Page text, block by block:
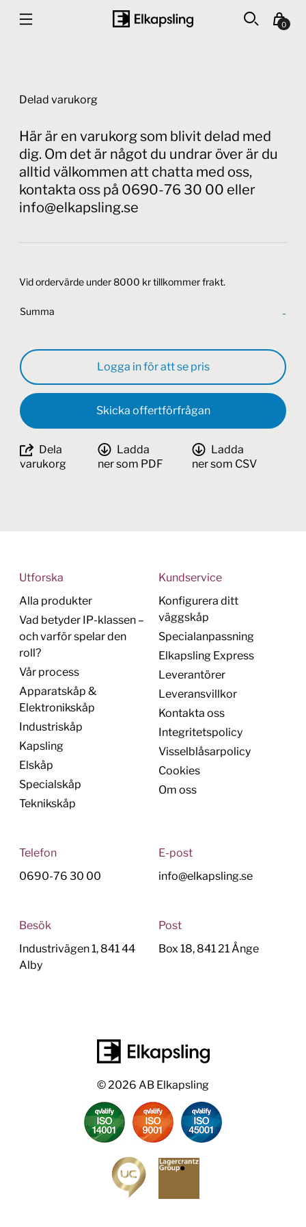
0
Delad varukorg
Här är en varukorg som blivit delad med
dig. Om det är något du undrar över är du
alltid välkommen att chatta med oss,
kontakta oss på 0690-76 30 00 eller
info@elkapsling.se
Vid ordervärde under 8000 kr tillkommer frakt.
Summa -
Logga in för att se pris
Skicka offertförfrågan
Dela
varukorg
Ladda
ner som PDF
Ladda
ner som CSV
Utforska
Alla produkter
Vad betyder IP-klassen –
och varför spelar den
roll?
Vår process
Apparatskåp &
Elektronikskåp
Industriskåp
Kapsling
Elskåp
Specialskåp
Teknikskåp
Kundservice
Konfigurera ditt
väggskåp
Specialanpassning
Elkapsling Express
Leverantörer
Leveransvillkor
Kontakta oss
Integritetspolicy
Visselblåsarpolicy
Cookies
Om oss
Telefon
0690-76 30 00
E-post
info@elkapsling.se
Besök
Industrivägen 1, 841 44
Alby
Post
Box 18, 841 21 Ånge
© 2026 AB Elkapsling